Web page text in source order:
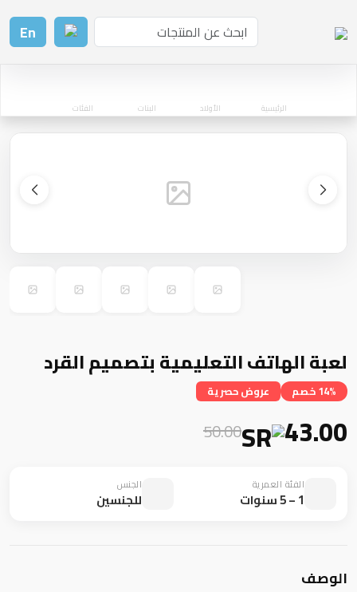
En
الرئيسية الأولاد البنات الفئات
لعبة الهاتف التعليمية بتصميم القرد
14% خصم عروض حصرية
43.00
50.00
الفئة العمرية
1 – 5 سنوات
الجنس
للجنسين
الوصف